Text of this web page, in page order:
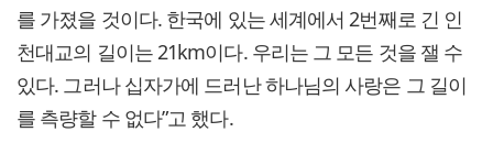
를 가졌을 것이다. 한국에 있는 세계에서 2번째로 긴 인
천대교의 길이는 21km이다. 우리는 그 모든 것을 잴 수
있다. 그러나 십자가에 드러난 하나님의 사랑은 그 길이
를 측량할 수 없다”고 했다.